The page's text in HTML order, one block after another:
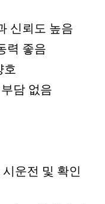
신뢰도 높음
력 좋음
호
담 없음
운전 및 확인